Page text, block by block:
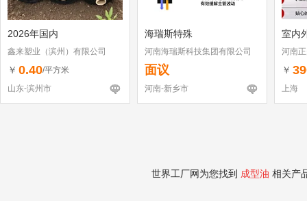
2026年国内
鑫来塑业（滨州）有限公司
￥ 0.40/平方米
山东-滨州市
海瑞斯特殊
河南海瑞斯科技集团有限公司
面议
河南-新乡市
室内
河南
￥
上海
世界工厂网为您找到 成型油 相关产